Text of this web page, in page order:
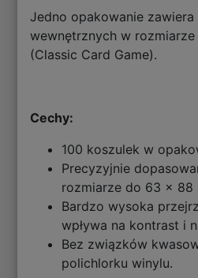
Jedno opakowanie zawiera
wewnętrznych w
(Classic Card Game).
Cechy:
100 koszulek w
Precyzyjnie
rozmiarze do 63 x 88
Bardzo wysoka
wpływa na kontrast i
Bez związków
polichlorku winylu.